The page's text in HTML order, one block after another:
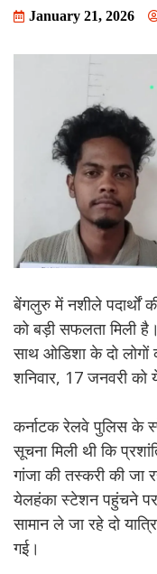
January 21, 2026
बेंगलुरु में नशीले पदार्थों
को बड़ी सफलता मिली
साथ ओडिशा के दो लोगों
शनिवार, 17 जनवरी
कर्नाटक रेलवे पुलिस के
सूचना मिली थी कि
गांजा की तस्करी की
येलहंका स्टेशन पहुंचने पर
सामान ले जा रहे दो
गई।